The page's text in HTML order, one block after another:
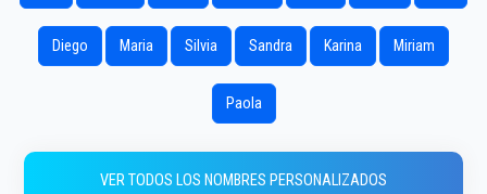
Diego Maria Silvia Sandra Karina Miriam
Paola
VER TODOS LOS NOMBRES PERSONALIZADOS